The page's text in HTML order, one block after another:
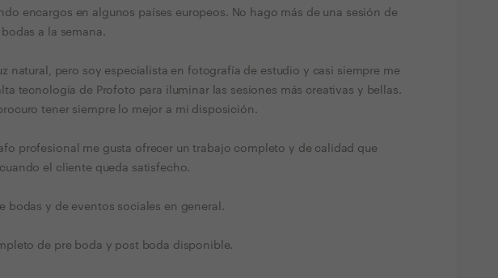
encargos en algunos países europeos. No hago más de una sesión de
a la semana.
natural, pero soy especialista en fotografía de estudio y casi siempre me
tecnología de Profoto para iluminar las sesiones más creativas y bellas.
tener siempre lo mejor a mi disposición.
profesional me gusta ofrecer un trabajo completo y de calidad que
el cliente queda satisfecho.
bodas y de eventos sociales en general.
de pre boda y post boda disponible.